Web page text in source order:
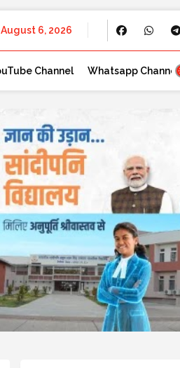
August 6, 2026
Channel Whatsapp Channel